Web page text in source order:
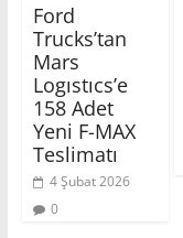
Ford
Trucks’tan
Mars
Logıstıcs’e
158 Adet
Yeni F-MAX
Teslimatı
4 Şubat 2026
0